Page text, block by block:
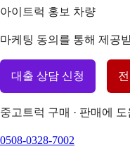
아이트럭 홍보 차량
마케팅 동의를 통해 제공
대출 상담 신청
중고트럭 구매 · 판매에
0508-0328-7002